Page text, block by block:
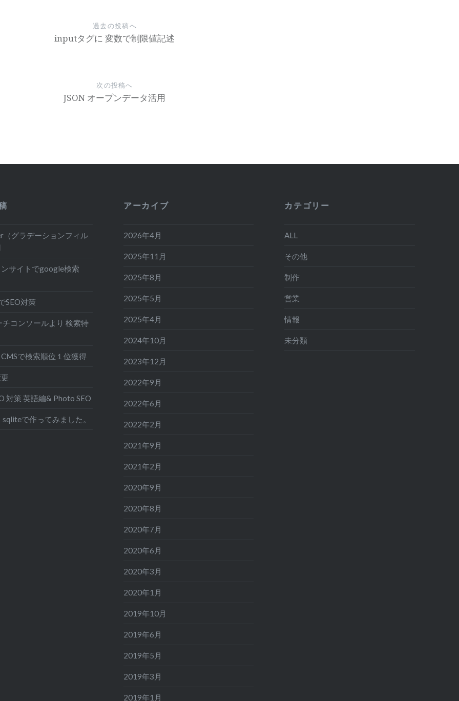
過去の投稿へ
inputタグに 変数で制限値記述
次の投稿へ
JSON オープンデータ活用
グラデーションフィル
サイトでgoogle検索
SEO対策
コンソールより 検索特
CMSで検索順位１位獲得
対策 英語編& Photo SEO
で作ってみました。
アーカイブ
2026年4月
2025年11月
2025年8月
2025年5月
2025年4月
2024年10月
2023年12月
2022年9月
2022年6月
2022年2月
2021年9月
2021年2月
2020年9月
2020年8月
2020年7月
2020年6月
2020年3月
2020年1月
2019年10月
2019年6月
2019年5月
2019年3月
2019年1月
カテゴリー
ALL
その他
制作
営業
情報
未分類